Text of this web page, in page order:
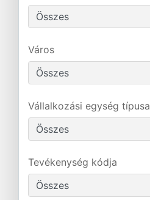
Város
Vállalkozási egység típusa
Tevékenység kódja